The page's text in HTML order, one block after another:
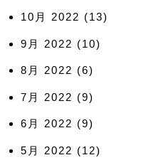
10月 2022 (13)
9月 2022 (10)
8月 2022 (6)
7月 2022 (9)
6月 2022 (9)
5月 2022 (12)